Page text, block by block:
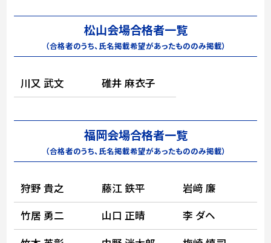
松山会場合格者一覧
（合格者のうち、氏名掲載希望があったもののみ掲載）
川又 武文 碓井 麻衣子
福岡会場合格者一覧
（合格者のうち、氏名掲載希望があったもののみ掲載）
狩野 貴之 藤江 鉄平
岩﨑 廉
竹居 勇二
山口 正晴
李 ダヘ